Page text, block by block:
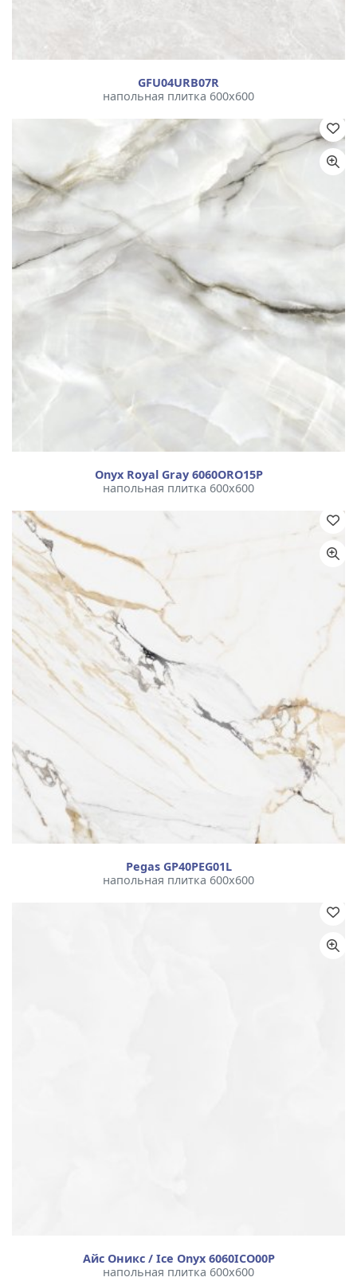
GFU04URB07R
напольная плитка 600x600
Onyx Royal Gray 6060ORO15P
напольная плитка 600x600
Pegas GP40PEG01L
напольная плитка 600x600
Айс Оникс / Ice Onyx 6060ICO00P
напольная плитка 600x600